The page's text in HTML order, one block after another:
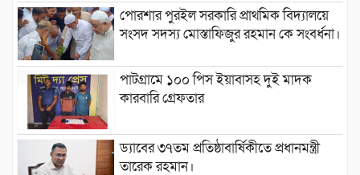
পোরশার পুরইল সরকারি প্রাথমিক বিদ্যালয়ে
সংসদ সদস্য মোস্তাফিজুর রহমান কে সংবর্ধনা।
পাটগ্রামে ১০০ পিস ইয়াবাসহ দুই মাদক
কারবারি গ্রেফতার
ড্যাবের ৩৭তম প্রতিষ্ঠাবার্ষিকীতে প্রধানমন্ত্রী
তারেক রহমান।